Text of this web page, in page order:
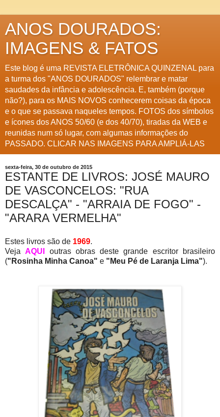
ANOS DOURADOS:
IMAGENS & FATOS
Este blog é uma REVISTA ELETRÔNICA QUINZENAL para
a turma dos "ANOS DOURADOS" relembrar e matar
saudades da infância e adolescência. E, também (porque
não?), para os MAIS NOVOS conhecerem coisas da época
e o que se passava naqueles tempos. FOTOS dos símbolos
e ícones dos ANOS 50/60 (e dos 40/70), tiradas da WEB e
reunidas num só lugar, com algumas informações do
PASSADO. CLICAR NAS IMAGENS PARA AMPLIÁ-LAS
sexta-feira, 30 de outubro de 2015
ESTANTE DE LIVROS: JOSÉ MAURO
DE VASCONCELOS: "RUA
DESCALÇA" - "ARRAIA DE FOGO" -
"ARARA VERMELHA"
Estes livros são de 1969.
VejaAQUI
outras obras deste grande escritor brasileiro
("Rosinha Minha Canoa" e "Meu Pé de Laranja Lima").